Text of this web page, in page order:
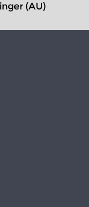
(AU)